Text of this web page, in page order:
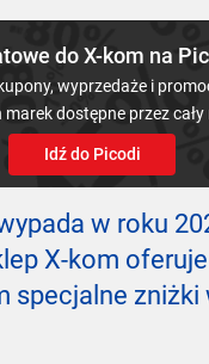
do X-kom na
wyprzedaże i
marek dostępne przez cały
Idź do Picodi
w roku
X-kom
specjalne zniżki